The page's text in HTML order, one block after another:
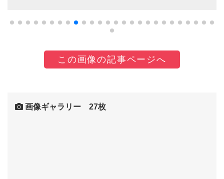
この画像の記事ページへ
画像ギャラリー 27枚